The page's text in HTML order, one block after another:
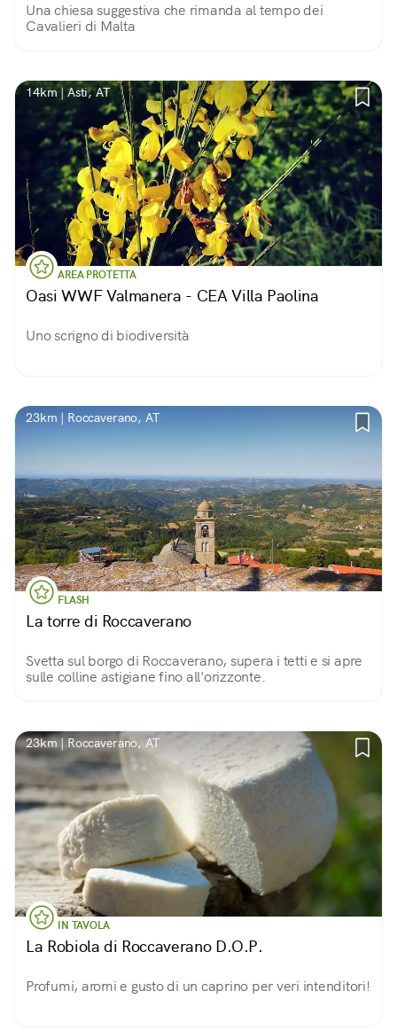
Una chiesa suggestiva che rimanda al tempo dei
Cavalieri di Malta
14km | Asti, AT
AREA PROTETTA
Oasi WWF Valmanera - CEA Villa Paolina
Uno scrigno di biodiversità
23km | Roccaverano, AT
FLASH
La torre di Roccaverano
Svetta sul borgo di Roccaverano, supera i tetti e si apre
sulle colline astigiane fino all'orizzonte.
23km | Roccaverano, AT
IN TAVOLA
La Robiola di Roccaverano D.O.P.
Profumi, aromi e gusto di un caprino per veri intenditori!